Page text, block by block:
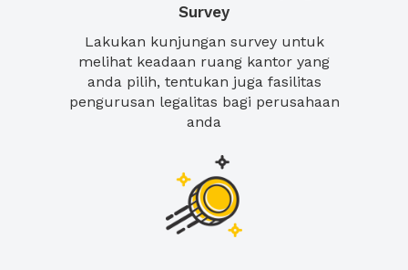
Survey
Lakukan kunjungan survey untuk
melihat keadaan ruang kantor yang
anda pilih, tentukan juga fasilitas
pengurusan legalitas bagi perusahaan
anda